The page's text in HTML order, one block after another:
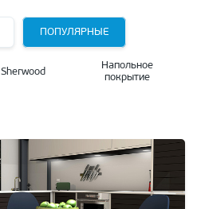
ПОПУЛЯРНЫЕ
Sherwood
Напольное
покрытие